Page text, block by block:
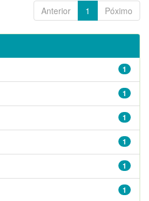
Anterior 1 Póximo
1
1
1
1
1
1